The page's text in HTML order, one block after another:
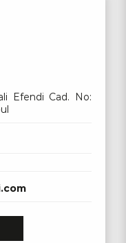
Efendi Cad. No: